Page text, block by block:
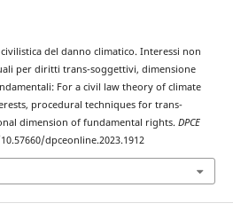
del danno climatico. Interessi non
per diritti trans-soggettivi, dimensione
For a civil law theory of climate
procedural techniques for trans-
dimension of fundamental rights. DPCE
dpceonline.2023.1912